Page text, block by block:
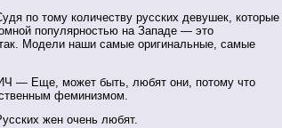
по тому количеству русских девушек, которые
популярностью на Западе — это
Модели наши самые оригинальные, самые
— Еще, может быть, любят они, потому что
феминизмом.
жен очень любят.